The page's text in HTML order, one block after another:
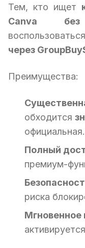
Тем, кто ищет
Canva без
через
Преимущества:
обходится
официальная.
Полный
премиум-
риска